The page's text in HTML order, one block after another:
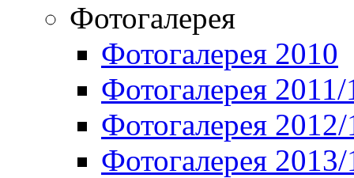
Фотогалерея
Фотогалерея 2010
Фотогалерея 2011/
Фотогалерея
Фотогалерея